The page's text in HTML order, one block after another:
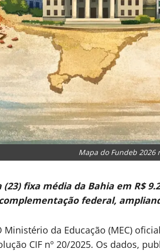
Mapa do Fundeb 2026
fixa média da Bahia em R$
federal,
Ministério da Educação (MEC)
CIF nº 20/2025. Os dados,